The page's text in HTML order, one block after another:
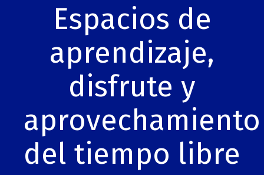
Espacios de
aprendizaje,
disfrute y
aprovechamiento
del tiempo libre